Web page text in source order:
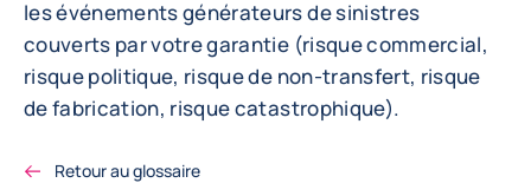
les événements générateurs de sinistres
couverts par votre garantie (risque commercial,
risque politique, risque de non-transfert, risque
de fabrication, risque catastrophique).
Retour au glossaire